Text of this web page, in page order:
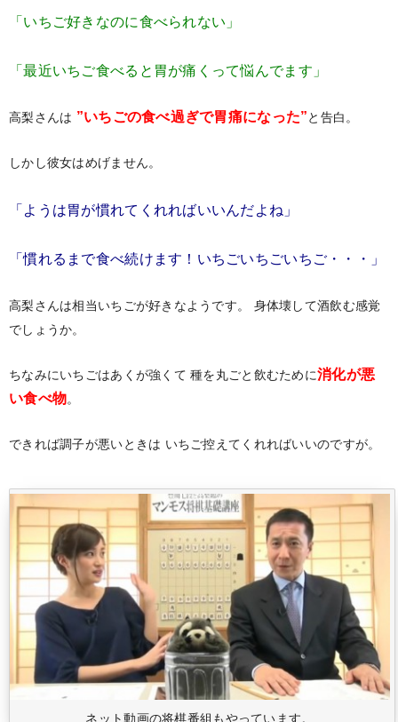
「いちご好きなのに食べられない」
「最近いちご食べると胃が痛くって悩んでます」
高梨さんは ”いちごの食べ過ぎで胃痛になった”と告白。
しかし彼女はめげません。
「ようは胃が慣れてくれればいいんだよね」
「慣れるまで食べ続けます！いちごいちごいちご・・・」
高梨さんは相当いちごが好きなようです。
身体壊して酒飲む感覚
でしょうか。
ちなみにいちごはあくが強くて 種を丸ごと飲むために消化が悪
い食べ物。
できれば調子が悪いときは いちご控えてくれればいいのですが。
ネット動画の将棋番組もやっています。